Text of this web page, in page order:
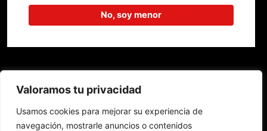
Valoramos tu privacidad
Usamos cookies para mejorar su experiencia de
navegación, mostrarle anuncios o contenidos
No, soy menor